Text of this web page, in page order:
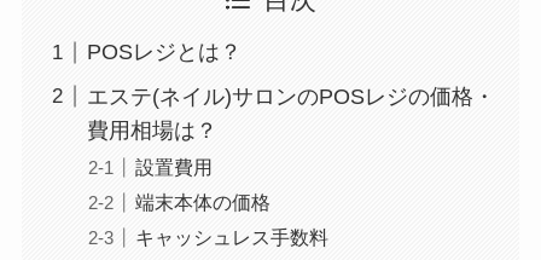
POSレジとは？
エステ(ネイル)サロンのPOSレジの価格・
費用相場は？
設置費用
端末本体の価格
キャッシュレス手数料